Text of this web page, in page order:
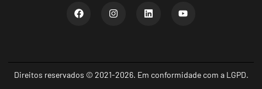
Direitos reservados © 2021-2026. Em conformidade com a LGPD.